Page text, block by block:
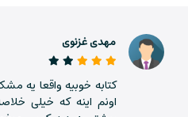
هزینه‌ی زیادی برامون داشته
تاثیری عظیم. درواقع نسیم
نگاه و شیوه‌ی فکرکردنِ ما رو
مهدی غزنوی
کتابه خوبیه واقعا یه
اونم اینه که خیلی